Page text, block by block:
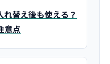
替え後も使える？
意点